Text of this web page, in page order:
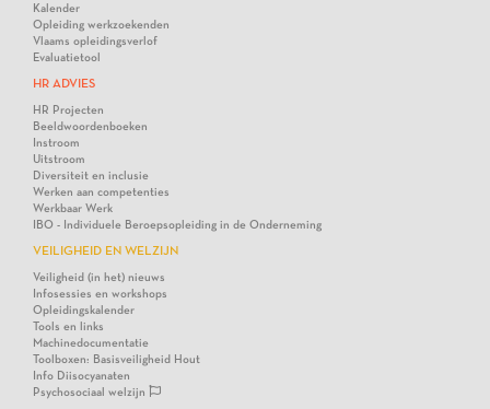
Kalender
Opleiding werkzoekenden
Vlaams opleidingsverlof
Evaluatietool
HR ADVIES
HR Projecten
Beeldwoordenboeken
Instroom
Uitstroom
Diversiteit en inclusie
Werken aan competenties
Werkbaar Werk
IBO - Individuele Beroepsopleiding in de Onderneming
VEILIGHEID EN WELZIJN
Veiligheid (in het) nieuws
Infosessies en workshops
Opleidingskalender
Tools en links
Machinedocumentatie
Toolboxen: Basisveiligheid Hout
Info Diisocyanaten
Psychosociaal welzijn